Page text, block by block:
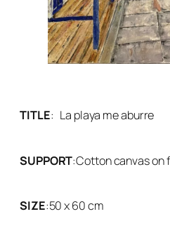
TITLE: La playa me aburre
SUPPORT:Cotton canvas on
SIZE:50 x 60 cm